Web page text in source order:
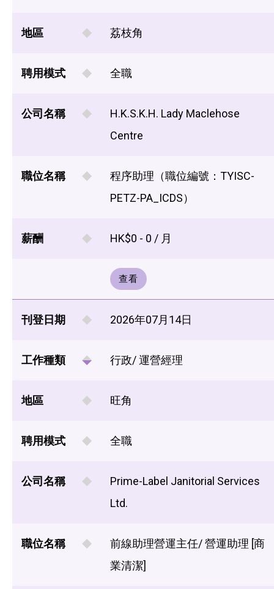
地區 荔枝角
聘用模式 全職
公司名稱
H.K.S.K.H. Lady Maclehose
Centre
職位名稱
程序助理（職位編號：TYISC-
PETZ-PA_ICDS）
薪酬 HK$0 - 0 / 月
查看
刊登日期 2026年07月14日
工作種類 行政/ 運營經理
地區 旺角
聘用模式 全職
公司名稱
Prime-Label Janitorial Services
Ltd.
職位名稱
前線助理營運主任/ 營運助理 [商
業清潔]